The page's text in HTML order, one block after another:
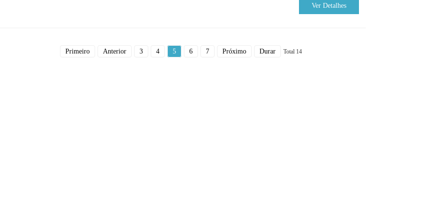
Ver Detalhes
Primeiro Anterior 3 4 5 6 7 Próximo Durar Total 14